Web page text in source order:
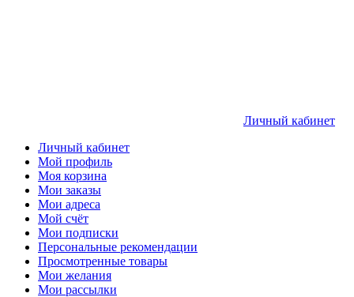
Личный кабинет
Личный кабинет
Мой профиль
Моя корзина
Мои заказы
Мои адреса
Мой счёт
Мои подписки
Персональные рекомендации
Просмотренные товары
Мои желания
Мои рассылки